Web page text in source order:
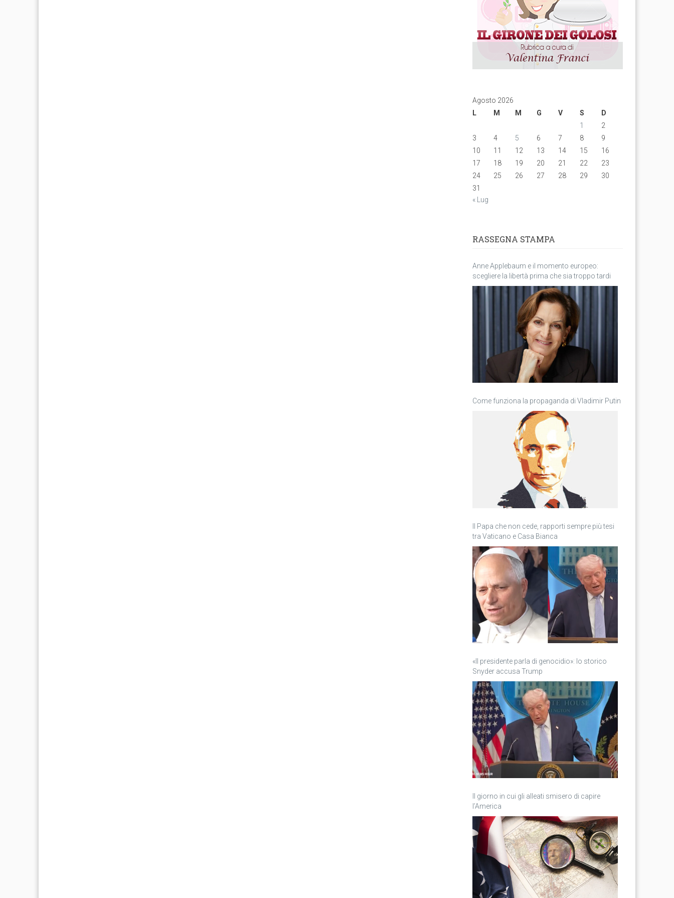
Agosto 2026
L
M M G V S
D
1
2
3
4 5 6 7 8
9
10
11 12 13 14 15
16
17
18 19 20 21 22
23
24
25 26 27 28 29
30
31
« Lug
RASSEGNA STAMPA
Anne Applebaum e il momento europeo:
scegliere la libertà prima che sia troppo tardi
Come funziona la propaganda di Vladimir Putin
Il Papa che non cede, rapporti sempre più tesi
tra Vaticano e Casa Bianca
«Il presidente parla di genocidio»: lo storico
Snyder accusa Trump
Il giorno in cui gli alleati smisero di capire
l’America